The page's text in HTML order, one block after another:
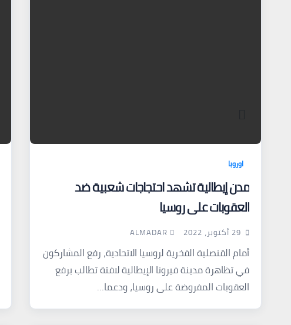
اوروبا
مدن إيطالية تشهد احتجاجات شعبية ضد
العقوبات على روسيا
29 أكتوبر، 2022 ALMADAR
أمام القنصلية الفخرية لروسيا الاتحادية، رفع المشاركون
في تظاهرة مدينة فيرونا الإيطالية لافتة تطالب برفع
العقوبات المفروضة على روسيا، ودعما…